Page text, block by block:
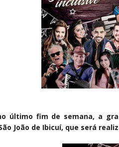
último fim de semana, a
João de Ibicuí, que será